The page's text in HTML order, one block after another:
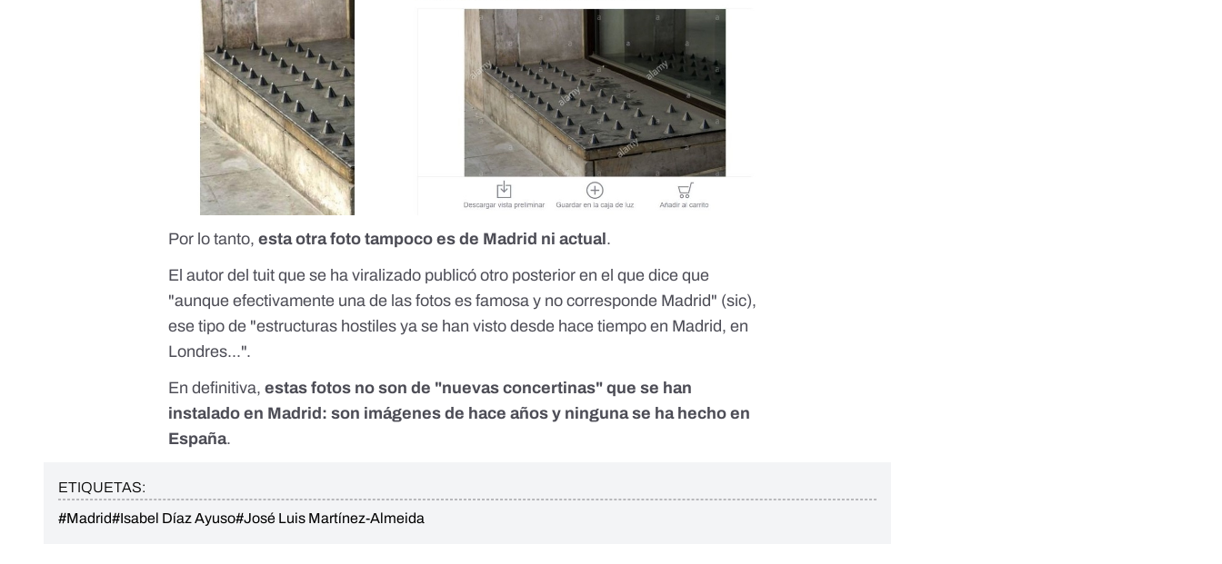
Por lo tanto,esta otra foto tampoco es de Madrid ni actual .
El autor del tuit que se ha viralizado publicó otro posterior en el que dice que
"aunque efectivamente una de las fotos es famosa y no corresponde Madrid" (sic),
ese tipo de "estructuras hostiles ya se han visto desde hace tiempo en Madrid, en
Londres...".
En definitiva,estas fotos no son de "nuevas concertinas" que se han
instalado en Madrid: son imágenes de hace años y ninguna se ha hecho en
España.
ETIQUETAS:
#Madrid#Isabel Díaz Ayuso#José Luis Martínez-Almeida